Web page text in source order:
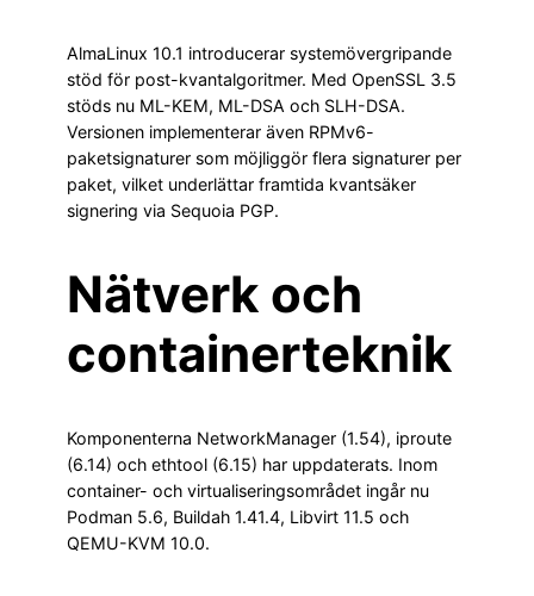
AlmaLinux 10.1 introducerar systemövergripande
stöd för post-kvantalgoritmer. Med OpenSSL 3.5
stöds nu ML-KEM, ML-DSA och SLH-DSA.
Versionen implementerar även RPMv6-
paketsignaturer som möjliggör flera signaturer per
paket, vilket underlättar framtida kvantsäker
signering via Sequoia PGP.
Nätverk och
containerteknik
Komponenterna NetworkManager (1.54), iproute
(6.14) och ethtool (6.15) har uppdaterats. Inom
container- och virtualiseringsområdet ingår nu
Podman 5.6, Buildah 1.41.4, Libvirt 11.5 och
QEMU-KVM 10.0.